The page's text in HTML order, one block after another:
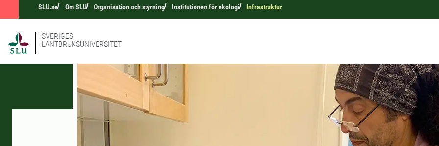
SLU.se Om SLU Organisation och styrning Institutionen för ekologi Infrastruktur
SVERIGES
LANTBRUKSUNIVERSITET